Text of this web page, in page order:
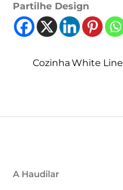
Partilhe Design
Cozinha White Line
A Haudilar